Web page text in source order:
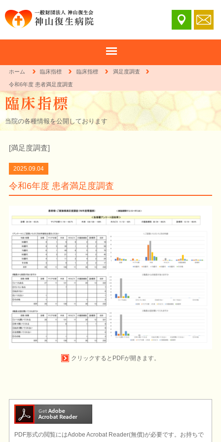
ホーム 臨床指標 臨床指標 満足度調査
令和6年度 患者満足度調査
当院の各種情報を公開しております
[満足度調査]
2025.09.04
令和6年度 患者満足度調査
PDF形式の閲覧にはAdobe Acrobat Reader(無償)が必要です。お持ちで